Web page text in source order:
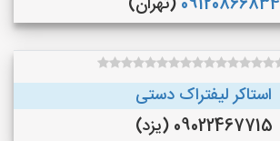
استاکر لیفتراک دستی
09022467715 (یزد)